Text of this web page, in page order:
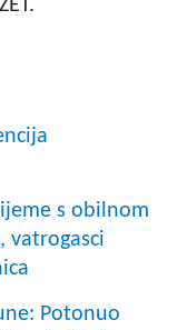
s obilnom
vatrogasci
Potonuo